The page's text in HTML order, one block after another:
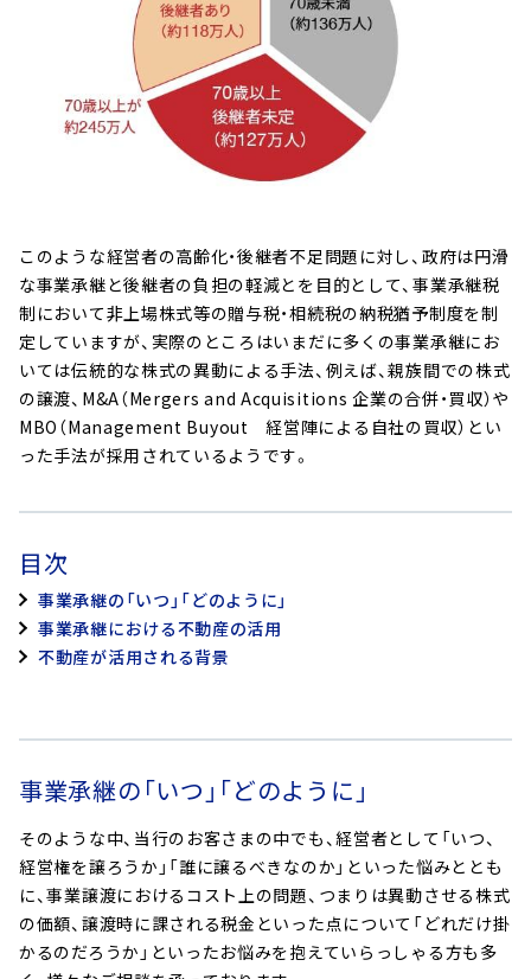
このような経営者の高齢化・後継者不足問題に対し、政府は円滑
な事業承継と後継者の負担の軽減とを目的として、事業承継税
制において非上場株式等の贈与税・相続税の納税猶予制度を制
定していますが、実際のところはいまだに多くの事業承継にお
いては伝統的な株式の異動による手法、例えば、親族間での株式
の譲渡、M&A（Mergers and Acquisitions 企業の合併・買収）や
MBO（Management Buyout 経営陣による自社の買収）とい
った手法が採用されているようです。
目次
事業承継の「いつ」「どのように」
事業承継における不動産の活用
不動産が活用される背景
事業承継の「いつ」「どのように」
そのような中、当行のお客さまの中でも、経営者として「いつ、
経営権を譲ろうか」「誰に譲るべきなのか」といった悩みととも
に、事業譲渡におけるコスト上の問題、つまりは異動させる株式
の価額、譲渡時に課される税金といった点について「どれだけ掛
かるのだろうか」といったお悩みを抱えていらっしゃる方も多